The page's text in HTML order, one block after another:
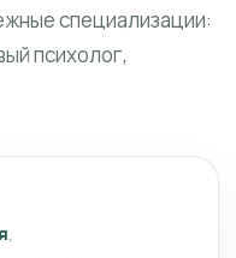
специализации:
психолог,